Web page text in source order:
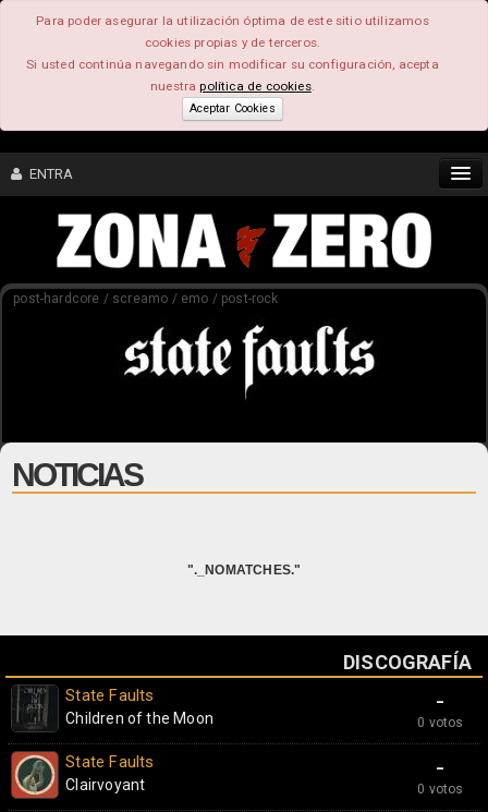
Para poder asegurar la utilización óptima de este sitio utilizamos
cookies propias y de terceros.
Si usted continúa navegando sin modificar su configuración, acepta
nuestrapolítica de cookies.
Aceptar Cookies
ENTRA
CONTENIDO
post-hardcore / screamo / emo / post-rock
NOTICIAS
"._NOMATCHES."
DISCOGRAFÍA
-
0 votos
State Faults
Children of the Moon
-
0 votos
State Faults
Clairvoyant